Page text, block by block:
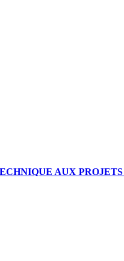
AUX PROJETS